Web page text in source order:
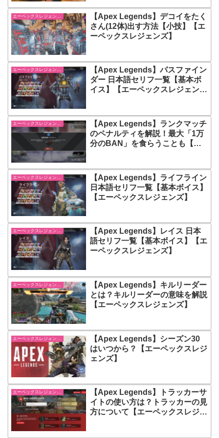
【Apex Legends】デコイをたく
さん(12体)出す方法【小技】【エ
ーペックスレジェンズ】
エーペックスレジェンズ【Apex Legends】
【Apex Legends】パスファイン
ダー 日本語セリフ一覧【基本ボ
イス】【エーペックスレジェン
【Apex Legends】ランクマッチ
のペナルティを解説！最大「1万
分のBAN」を食らうことも【エ
【Apex Legends】ライフライン
日本語セリフ一覧【基本ボイス】
【エーペックスレジェンズ】
エーペックスレジェンズ【Apex Legends】
【Apex Legends】レイス 日本
語セリフ一覧【基本ボイス】【エ
ーペックスレジェンズ】
【Apex Legends】キルリーダー
とは？キルリーダーの意味を解説
【エーペックスレジェンズ】
【Apex Legends】シーズン30
はいつから？【エーペックスレジ
ェンズ】
エーペックスレジェンズ【Apex Legends】
【Apex Legends】トラッカーサ
イトの使い方は？トラッカーの見
方について【エーペックスレジェ